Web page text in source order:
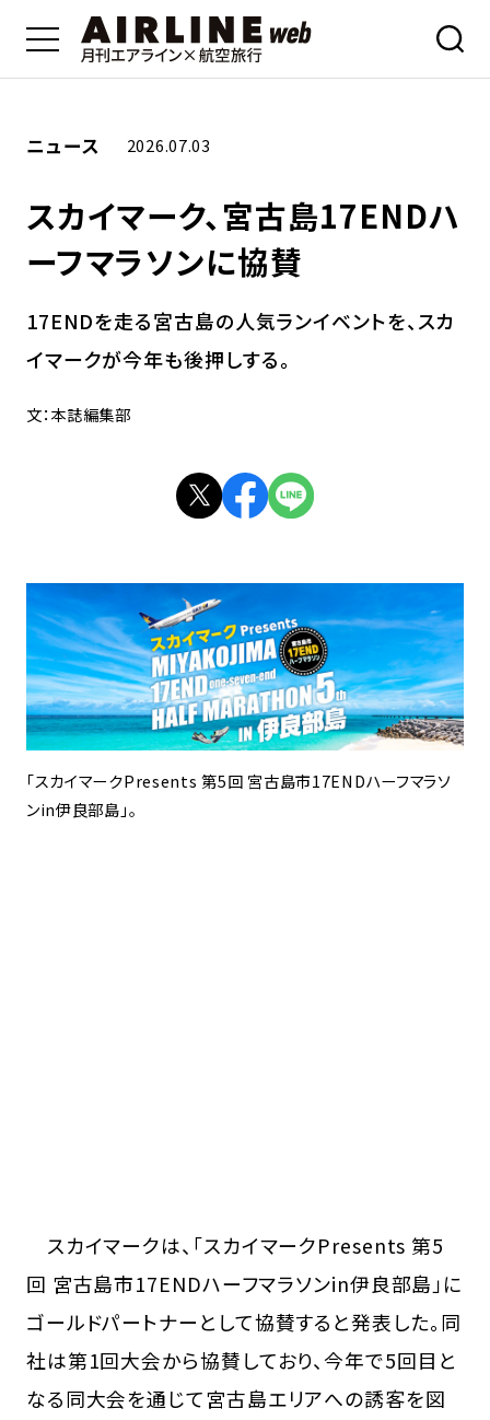
ニュース 2026.07.03
スカイマーク、宮古島17ENDハ
ーフマラソンに協賛
17ENDを走る宮古島の人気ランイベントを、スカ
イマークが今年も後押しする。
文：本誌編集部
「スカイマークPresents 第5回 宮古島市17ENDハーフマラソ
ンin伊良部島」。
スカイマークは、「スカイマークPresents 第5
回 宮古島市17ENDハーフマラソンin伊良部島」に
ゴールドパートナーとして協賛すると発表した。同
社は第1回大会から協賛しており、今年で5回目と
なる同大会を通じて宮古島エリアへの誘客を図